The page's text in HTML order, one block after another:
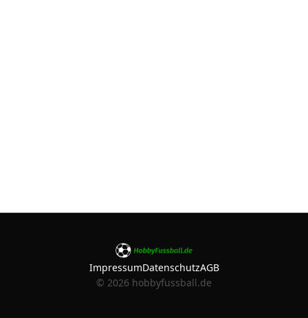
ImpressumDatenschutzAGB
© 2026 hobbyfussball.de